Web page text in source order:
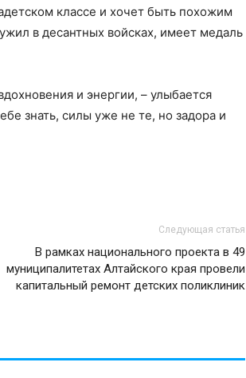
классе и хочет быть похожим
в десантных войсках, имеет медаль
и энергии, – улыбается
знать, силы уже не те, но задора и
Следующая статья
В рамках национального проекта в 49
муниципалитетах Алтайского края провели
капитальный ремонт детских поликлиник